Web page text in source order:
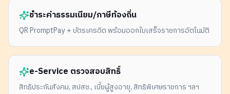
ชำระค่าธรรมเนียม/ภาษีท้องถิ่น
QR PromptPay + บัตรเครดิต พร้อมออกใบเสร็จราชการอัตโนมัติ
e-Service ตรวจสอบสิทธิ์
สิทธิประกันสังคม, สปสช., เบี้ยผู้สูงอายุ, สิทธิพิเศษราชการ ฯลฯ